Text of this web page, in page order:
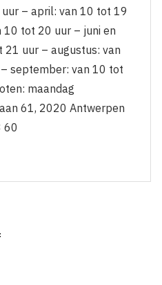
– april: van 10 tot 19
10 tot 20 uur – juni en
21 uur – augustus: van
september: van 10 tot
maandag
61, 2020 Antwerpen
60